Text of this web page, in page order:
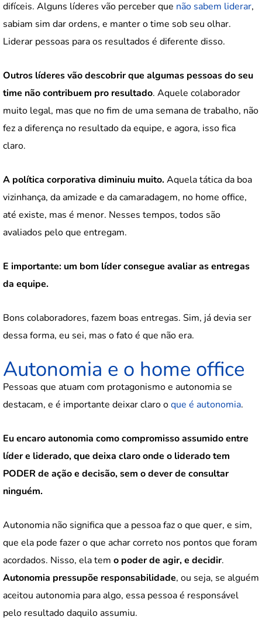
difíceis. Alguns líderes vão perceber que não sabem liderar,
sabiam sim dar ordens, e manter o time sob seu olhar.
Liderar pessoas para os resultados é diferente disso.
Outros líderes vão descobrir que algumas pessoas do seu
time não contribuem pro resultado. Aquele colaborador
muito legal, mas que no fim de uma semana de trabalho, não
fez a diferença no resultado da equipe, e agora, isso fica
claro.
A política corporativa diminuiu muito.Aquela tática da boa
vizinhança, da amizade e da camaradagem, no home office,
até existe, mas é menor. Nesses tempos, todos são
avaliados pelo que entregam.
E importante: um bom líder consegue avaliar as entregas
da equipe.
Bons colaboradores, fazem boas entregas. Sim, já devia ser
dessa forma, eu sei, mas o fato é que não era.
Autonomia e o home office
Pessoas que atuam com protagonismo e autonomia se
destacam, e é importante deixar claro oque é autonomia.
Eu encaro autonomia como compromisso assumido entre
líder e liderado, que deixa claro onde o liderado tem
PODER de ação e decisão, sem o dever de consultar
ninguém.
Autonomia não significa que a pessoa faz o que quer, e sim,
que ela pode fazer o que achar correto nos pontos que foram
acordados. Nisso, ela tem o poder de agir, e decidir.
Autonomia pressupõe responsabilidade, ou seja, se alguém
aceitou autonomia para algo, essa pessoa é responsável
pelo resultado daquilo assumiu.